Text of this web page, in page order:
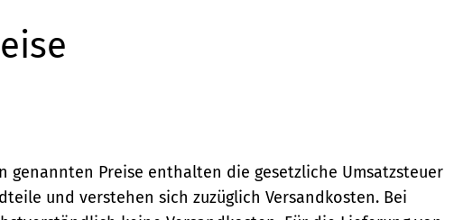
genannten Preise enthalten die gesetzliche Umsatzsteuer
und verstehen sich zuzüglich Versandkosten. Bei